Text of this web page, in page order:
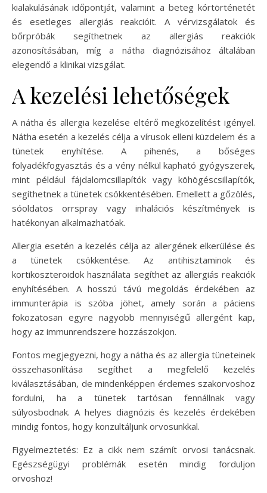
kialakulásának időpontját, valamint a beteg kórtörténetét
és esetleges allergiás reakcióit. A vérvizsgálatok és
bőrpróbák segíthetnek az allergiás reakciók
azonosításában, míg a nátha diagnózisához általában
elegendő a klinikai vizsgálat.
A kezelési lehetőségek
A nátha és allergia kezelése eltérő megközelítést igényel.
Nátha esetén a kezelés célja a vírusok elleni küzdelem és a
tünetek enyhítése. A pihenés, a bőséges
folyadékfogyasztás és a vény nélkül kapható gyógyszerek,
mint például fájdalomcsillapítók vagy köhögéscsillapítók,
segíthetnek a tünetek csökkentésében. Emellett a gőzölés,
sóoldatos orrspray vagy inhalációs készítmények is
hatékonyan alkalmazhatóak.
Allergia esetén a kezelés célja az allergének elkerülése és
a tünetek csökkentése. Az antihisztaminok és
kortikoszteroidok használata segíthet az allergiás reakciók
enyhítésében. A hosszú távú megoldás érdekében az
immunterápia is szóba jöhet, amely során a páciens
fokozatosan egyre nagyobb mennyiségű allergént kap,
hogy az immunrendszere hozzászokjon.
Fontos megjegyezni, hogy a nátha és az allergia tüneteinek
összehasonlítása segíthet a megfelelő kezelés
kiválasztásában, de mindenképpen érdemes szakorvoshoz
fordulni, ha a tünetek tartósan fennállnak vagy
súlyosbodnak. A helyes diagnózis és kezelés érdekében
mindig fontos, hogy konzultáljunk orvosunkkal.
Figyelmeztetés: Ez a cikk nem számít orvosi tanácsnak.
Egészségügyi problémák esetén mindig forduljon
orvoshoz!